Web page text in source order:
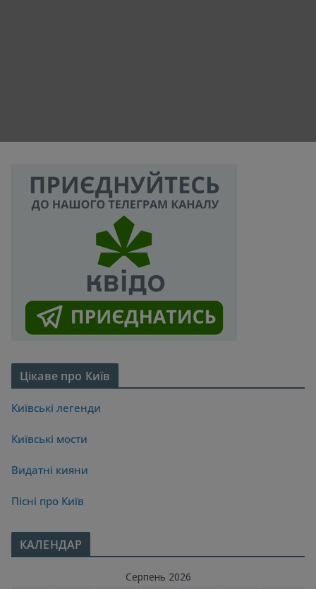
Цікаве про Київ
Київські легенди
Київські мости
Видатні кияни
Пісні про Київ
КАЛЕНДАР
Серпень 2026